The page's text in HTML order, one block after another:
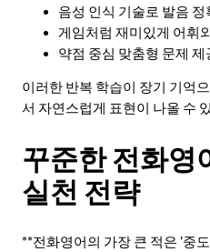
음성 인식 기술로 발음 정
게임처럼 재미있게 어휘
약점 중심 맞춤형 문제 제
이러한 반복 학습이 장기 기억
서 자연스럽게 표현이 나올 수
꾸준한 전화영
실천 전략
**전화영어의 가장 큰 적은 '중